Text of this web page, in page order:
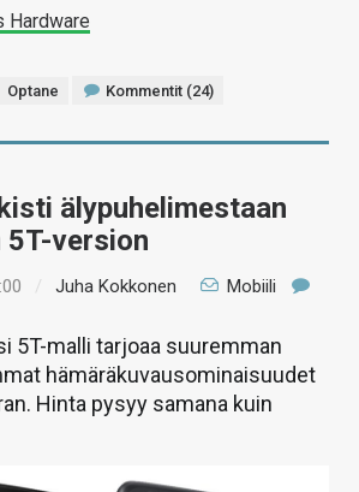
Hardware
Optane Kommentit (24)
älypuhelimestaan
5T-version
/ Juha Kokkonen
Mobiili
5T-malli tarjoaa suuremman
hämäräkuvausominaisuudet
Hinta pysyy samana kuin